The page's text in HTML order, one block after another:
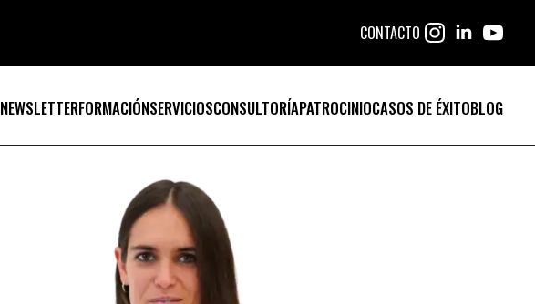
CONTACTO
NEWSLETTERFORMACIÓNSERVICIOSCONSULTORÍAPATROCINIOCASOS DE ÉXITOBLOG